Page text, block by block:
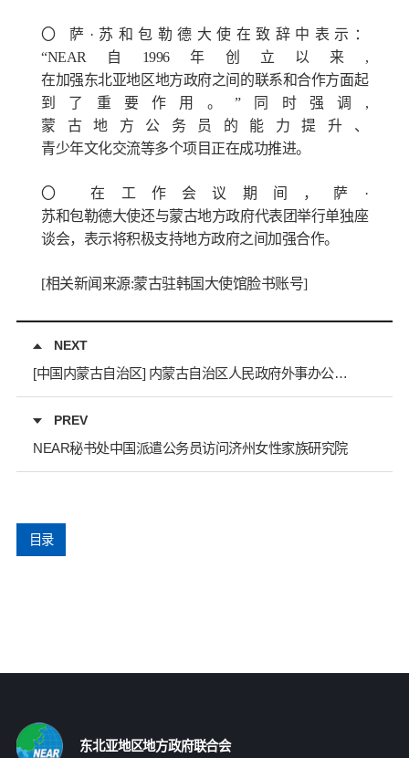
〇 萨·苏和包勒德 大使在致辞中 表示：
“NEAR 自 1996年 创 立以 来 ,
在加强东北亚地区地方政府之间 的联系和合作方面起
到了重要作用。”同时 强调 ,
蒙古地方公 务员 的能力提升、
青少年文化交流等多个项 目正在成功推进。
〇在工作会议期 间，萨·
苏和包勒德大使还与蒙古地方政府代表 团举行单独座
谈会，表示将积极支持地方政府之间加强合作。
[相关新闻来源:蒙古驻韩国 大使馆脸书账号]
NEXT
[中国内蒙古自治区] 内蒙古自治区人民政府外事办公室代表团出席2025 NEAR工作会议并进行发言
PREV
NEAR秘书处中国派遣公务员访问济州女性家族研究院
目录
东北亚地区地方政府联合会